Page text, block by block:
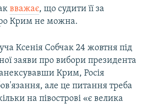
вважає, що судити її за
Крим не можна.
Ксенія Собчак 24 жовтня під
заяви про вибори президента
анексувавши Крим, Росія
але це питання треба
на півострові «є велика